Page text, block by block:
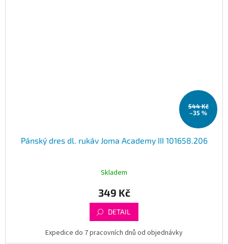
544 Kč
–35 %
Pánský dres dl. rukáv Joma Academy III 101658.206
Skladem
349 Kč
DETAIL
Expedice do 7 pracovních dnů od objednávky